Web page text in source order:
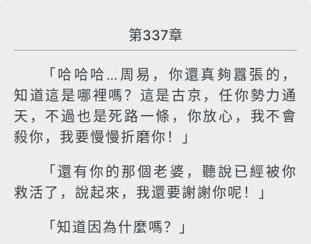
第337章
「哈哈哈…周易，你還真夠囂張的，
知道這是哪裡嗎？這是古京，任你勢力通
天，不過也是死路一條，你放心，我不會
殺你，我要慢慢折磨你！」
「還有你的那個老婆，聽說已經被你
救活了，說起來，我還要謝謝你呢！」
「知道因為什麼嗎？」